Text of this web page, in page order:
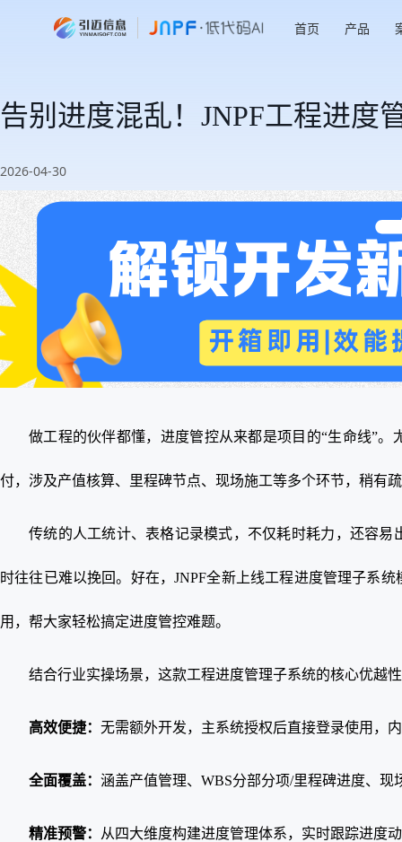
首页 产品
告别进度混乱！JNPF工程进度
2026-04-30
做工程的伙伴都懂，进度管控从来都是项目的“生命线”
付，涉及产值核算、里程碑节点、现场施工等多个环节，稍有
传统的人工统计、表格记录模式，不仅耗时耗力，还容
时往往已难以挽回。好在，JNPF全新上线工程进度管理子系
用，帮大家轻松搞定进度管控难题。
结合行业实操场景，这款工程进度管理子系统的核心优越
高效便捷： 无需额外开发，主系统授权后直接登录使用，
全面覆盖： 涵盖产值管理、WBS分部分项/里程碑进度、
精准预警： 从四大维度构建进度管理体系，实时跟踪进度